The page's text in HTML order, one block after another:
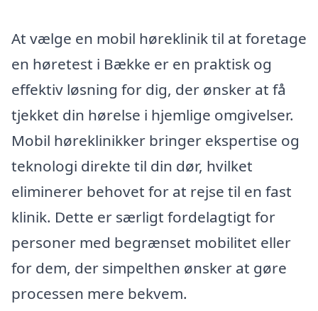
At vælge en mobil høreklinik til at foretage
en høretest i Bække er en praktisk og
effektiv løsning for dig, der ønsker at få
tjekket din hørelse i hjemlige omgivelser.
Mobil høreklinikker bringer ekspertise og
teknologi direkte til din dør, hvilket
eliminerer behovet for at rejse til en fast
klinik. Dette er særligt fordelagtigt for
personer med begrænset mobilitet eller
for dem, der simpelthen ønsker at gøre
processen mere bekvem.